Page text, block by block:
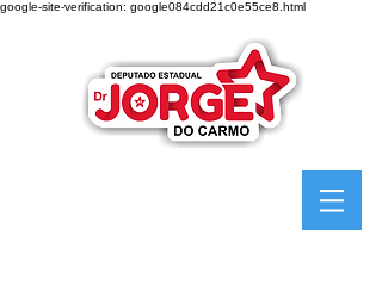
google-site-verification: google084cdd21c0e55ce8.html